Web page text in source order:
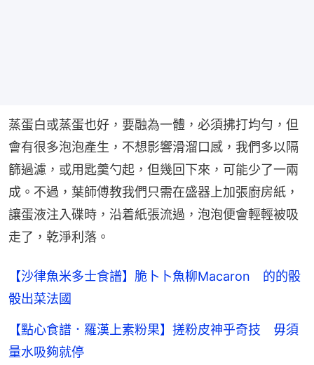
蒸蛋白或蒸蛋也好，要融為一體，必須拂打均勻，但
會有很多泡泡產生，不想影響滑溜口感，我們多以隔
篩過濾，或用匙羹勺起，但幾回下來，可能少了一兩
成。不過，葉師傅教我們只需在盛器上加張廚房紙，
讓蛋液注入碟時，沿着紙張流過，泡泡便會輕輕被吸
走了，乾淨利落。
【沙律魚米多士食譜】脆卜卜魚柳Macaron 的的骰
骰出菜法國
【點心食譜．羅漢上素粉果】搓粉皮神乎奇技 毋須
量水吸夠就停